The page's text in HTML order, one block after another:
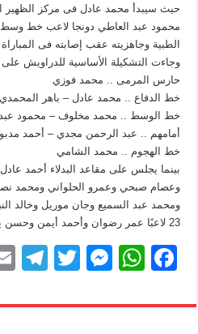
حيث سيبدأ محمد عادل فى مركز الظهير
محمود عبد العاطي دونجا لاعب خط وسط
الطبية وجاهزيته عقب إصابته فى
وجاءت التشكيلة الأساسية للدراويش على
حارس المرمى .. محمد فوزي
خط الدفاع .. محمد عادل – باهر
خط الوسط .. محمد مخلوف – محمود عبد
أمامهم .. عبد الرحمن مجدي – أحمد
خط الهجوم .. محمد الشامي
بينما يجلس على مقاعد البدلاء أحمد
وعصام صبحي وعمرو الحلواني ومحمد
ومحمد عبد السميع وجان موريل وخالد
23 لاعبًا عمر رضوان وأحمد أيمن وحسن ياسين لأسباب فنية.
F
c
W
at
M
ss
T
tt
T
e